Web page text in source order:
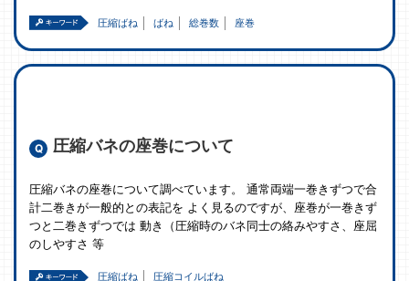
圧縮ばね ばね 総巻数 座巻
圧縮バネの座巻について
圧縮バネの座巻について調べています。 通常両端一巻きずつで合
計二巻きが一般的との表記を よく見るのですが、座巻が一巻きず
つと二巻きずつでは 動き（圧縮時のバネ同士の絡みやすさ、座屈
のしやすさ 等
圧縮ばね 圧縮コイルばね